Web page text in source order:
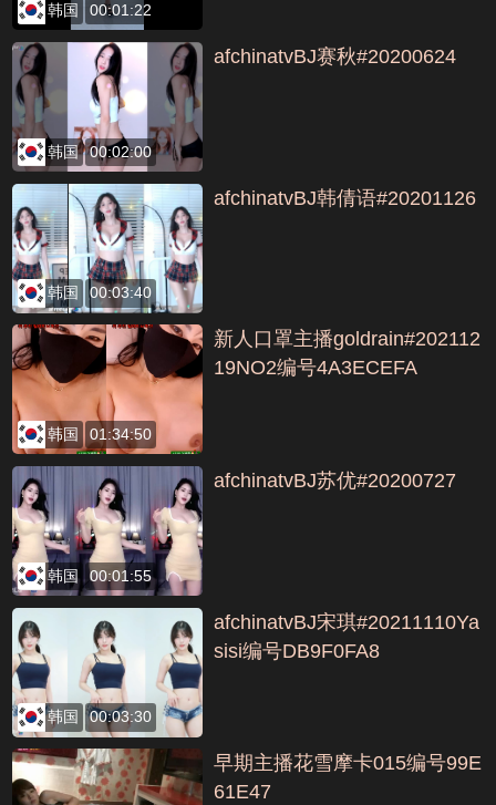
韩国 00:01:22
韩国 00:02:00
afchinatvBJ赛秋#20200624
韩国 00:03:40
afchinatvBJ韩倩语#20201126
韩国 01:34:50
新人口罩主播goldrain#202112
19NO2编号4A3ECEFA
韩国 00:01:55
afchinatvBJ苏优#20200727
韩国 00:03:30
afchinatvBJ宋琪#20211110Ya
sisi编号DB9F0FA8
早期主播花雪摩卡015编号99E
61E47